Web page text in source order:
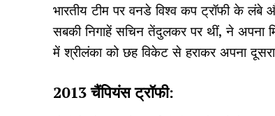
भारतीय टीम पर वनडे विश्व कप ट्रॉफी के लंबे
सबकी निगाहें सचिन तेंदुलकर पर थीं, ने अपना
में श्रीलंका को छह विकेट से हराकर अपना
2013 चैंपियंस ट्रॉफी: